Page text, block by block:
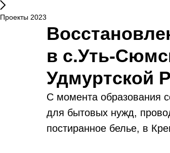
Проекты 2023
в с.Уть-
Удмуртской
С момента образования
для бытовых нужд,
постиранное белье, в